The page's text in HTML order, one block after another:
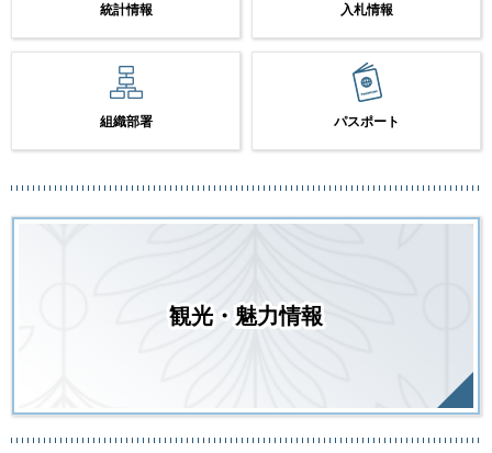
統計情報 入札情報
組織部署 パスポート
観光・魅力情報